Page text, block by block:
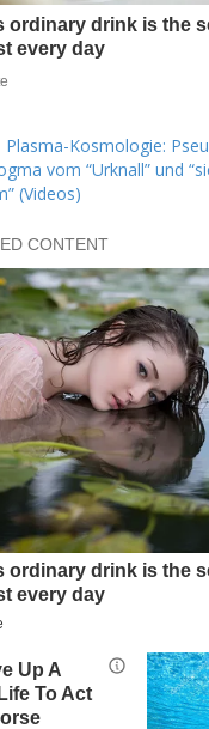
Plasma-Kosmologie:
vom “Urknall” und
(Videos)